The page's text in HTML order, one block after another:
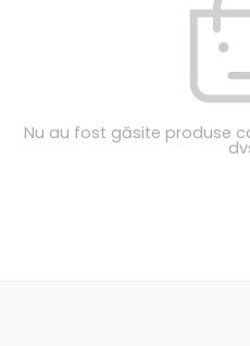
Nu au fost găsite produse